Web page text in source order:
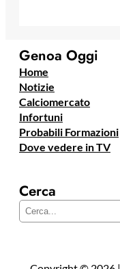
Genoa Oggi
Home
Notizie
Calciomercato
Infortuni
Probabili Formazioni
Dove vedere in TV
Cerca